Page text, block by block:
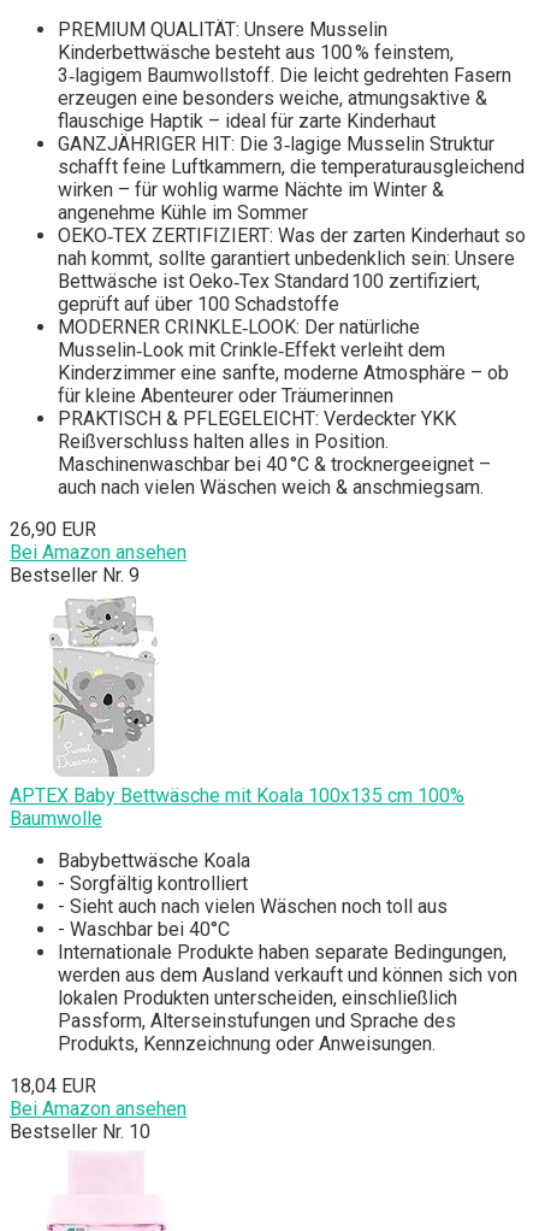
PREMIUM QUALITÄT: Unsere Musselin
Kinderbettwäsche besteht aus 100 % feinstem,
3‑lagigem Baumwollstoff. Die leicht gedrehten Fasern
erzeugen eine besonders weiche, atmungsaktive &
flauschige Haptik – ideal für zarte Kinderhaut
GANZJÄHRIGER HIT: Die 3‑lagige Musselin Struktur
schafft feine Luftkammern, die temperaturausgleichend
wirken – für wohlig warme Nächte im Winter &
angenehme Kühle im Sommer
OEKO‑TEX ZERTIFIZIERT: Was der zarten Kinderhaut so
nah kommt, sollte garantiert unbedenklich sein: Unsere
Bettwäsche ist Oeko‑Tex Standard 100 zertifiziert,
geprüft auf über 100 Schadstoffe
MODERNER CRINKLE‑LOOK: Der natürliche
Musselin‑Look mit Crinkle‑Effekt verleiht dem
Kinderzimmer eine sanfte, moderne Atmosphäre – ob
für kleine Abenteurer oder Träumerinnen
PRAKTISCH & PFLEGELEICHT: Verdeckter YKK
Reißverschluss halten alles in Position.
Maschinenwaschbar bei 40 °C & trocknergeeignet –
auch nach vielen Wäschen weich & anschmiegsam.
26,90 EUR
Bei Amazon ansehen
Bestseller Nr. 9
APTEX Baby Bettwäsche mit Koala 100x135 cm 100%
Baumwolle
Babybettwäsche Koala
- Sorgfältig kontrolliert
- Sieht auch nach vielen Wäschen noch toll aus
- Waschbar bei 40°C
Internationale Produkte haben separate Bedingungen,
werden aus dem Ausland verkauft und können sich von
lokalen Produkten unterscheiden, einschließlich
Passform, Alterseinstufungen und Sprache des
Produkts, Kennzeichnung oder Anweisungen.
18,04 EUR
Bei Amazon ansehen
Bestseller Nr. 10